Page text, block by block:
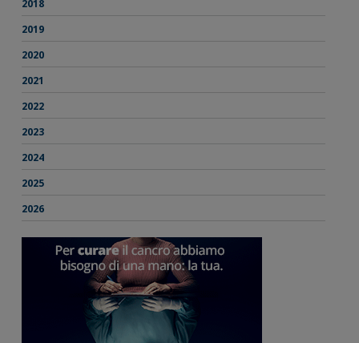
2018
2019
2020
2021
2022
2023
2024
2025
2026